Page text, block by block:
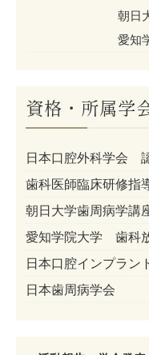
朝日
愛知
資格・所属学
日本口腔外科学会
歯科医師臨床研修指
朝日大学歯周病学講
愛知学院大学 歯科
日本口腔インプラン
日本歯周病学会